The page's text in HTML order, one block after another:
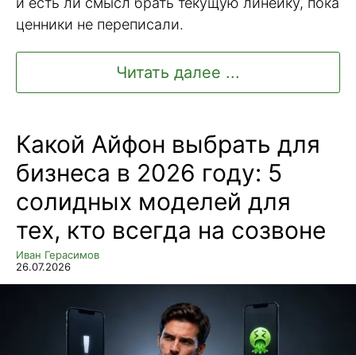
ценники не переписали.
Читать далее ...
Какой Айфон выбрать для
бизнеса в 2026 году: 5
солидных моделей для
тех, кто всегда на созвоне
Иван Герасимов
26.07.2026